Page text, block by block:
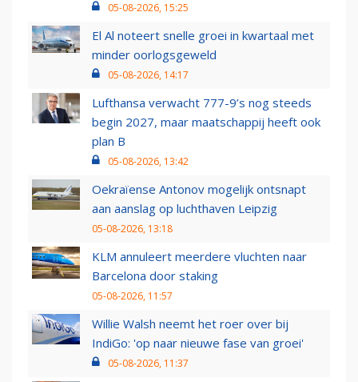
05-08-2026, 15:25
El Al noteert snelle groei in kwartaal met
minder oorlogsgeweld
05-08-2026, 14:17
Lufthansa verwacht 777-9’s nog steeds
begin 2027, maar maatschappij heeft ook
plan B
05-08-2026, 13:42
Oekraïense Antonov mogelijk ontsnapt
aan aanslag op luchthaven Leipzig
05-08-2026, 13:18
KLM annuleert meerdere vluchten naar
Barcelona door staking
05-08-2026, 11:57
Willie Walsh neemt het roer over bij
IndiGo: 'op naar nieuwe fase van groei'
05-08-2026, 11:37